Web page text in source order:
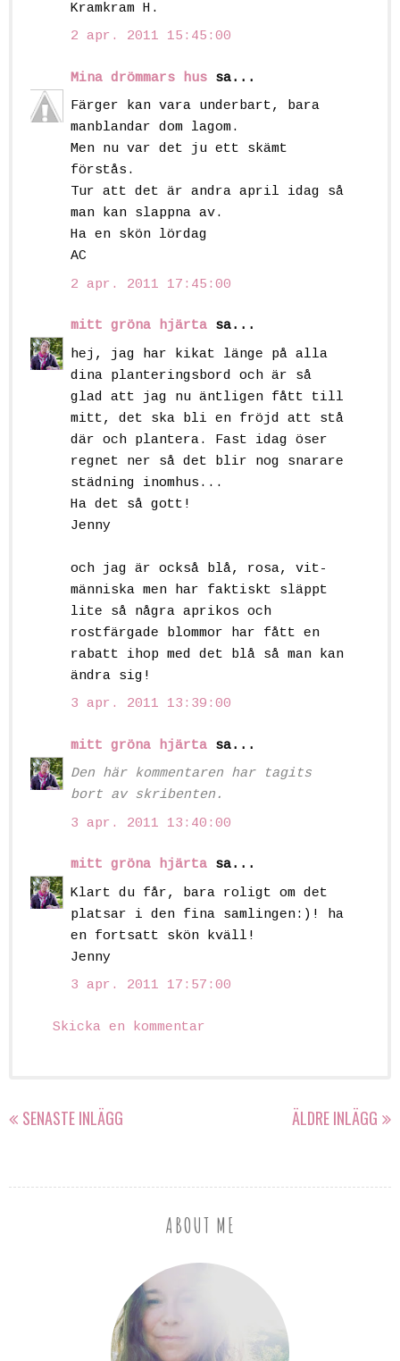
Kramkram H.
2 apr. 2011 15:45:00
Mina drömmars hus sa...
Färger kan vara underbart, bara
manblandar dom lagom.
Men nu var det ju ett skämt
förstås.
Tur att det är andra april idag så
man kan slappna av.
Ha en skön lördag
AC
2 apr. 2011 17:45:00
mitt gröna hjärta sa...
hej, jag har kikat länge på alla
dina planteringsbord och är så
glad att jag nu äntligen fått till
mitt, det ska bli en fröjd att stå
där och plantera. Fast idag öser
regnet ner så det blir nog snarare
städning inomhus...
Ha det så gott!
Jenny
och jag är också blå, rosa, vit-
människa men har faktiskt släppt
lite så några aprikos och
rostfärgade blommor har fått en
rabatt ihop med det blå så man kan
ändra sig!
3 apr. 2011 13:39:00
mitt gröna hjärta sa...
Den här kommentaren har tagits
bort av skribenten.
3 apr. 2011 13:40:00
mitt gröna hjärta sa...
Klart du får, bara roligt om det
platsar i den fina samlingen:)! ha
en fortsatt skön kväll!
Jenny
3 apr. 2011 17:57:00
Skicka en kommentar
SENASTE INLÄGG ÄLDRE INLÄGG
ABOUT ME